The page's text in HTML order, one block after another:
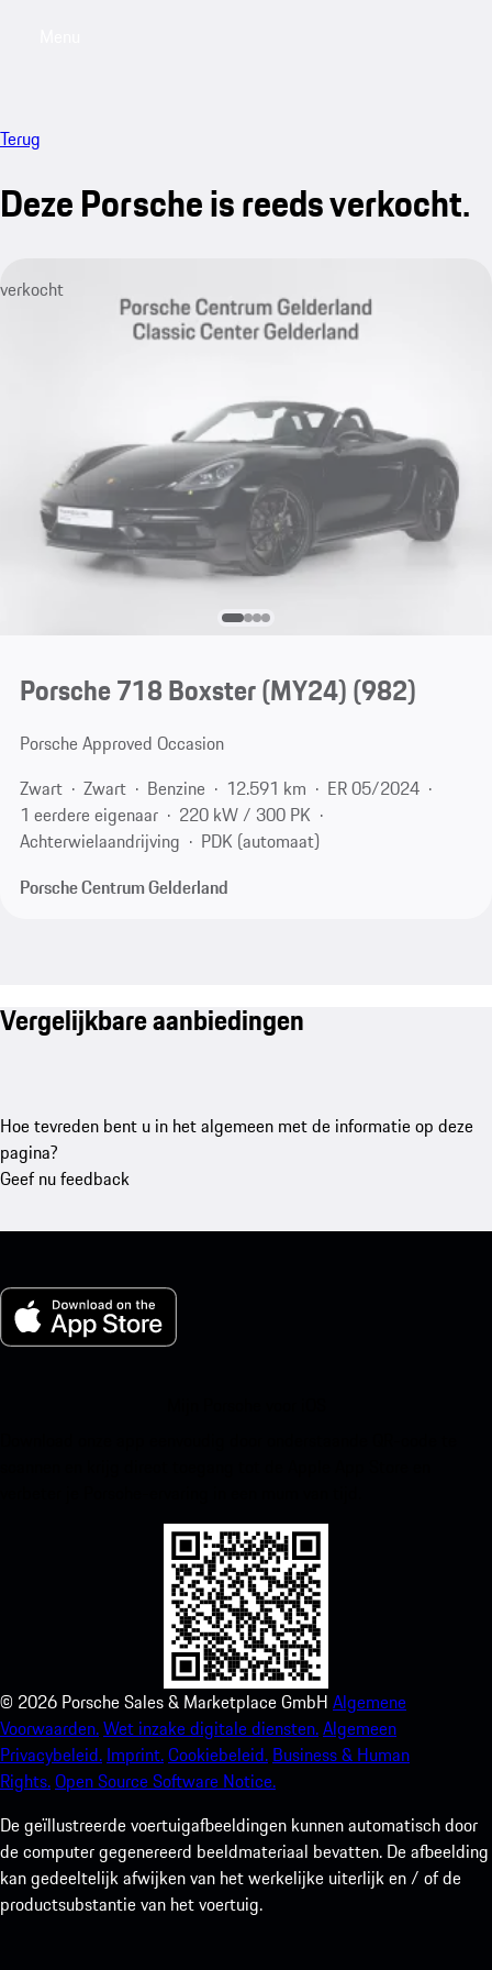
Terug
Deze Porsche is reeds verkocht.
verkocht
Porsche 718 Boxster (MY24)(982)
Porsche Approved Occasion
Zwart
Zwart Benzine 12.591 km
ER 05/2024
1 eerdere eigenaar
220 kW / 300 PK
Achterwielaandrijving
PDK (automaat)
Porsche Centrum Gelderland
Vergelijkbare aanbiedingen
Hoe tevreden bent u in het algemeen met de informatie op deze
pagina?
Geef nu feedback
© 2026 Porsche Sales & Marketplace GmbH Algemene
Voorwaarden.Wet inzake digitale diensten.Algemeen
Privacybeleid. Imprint.Cookiebeleid. Business & Human
Rights.Open Source Software Notice.
De geïllustreerde voertuigafbeeldingen kunnen automatisch door
de computer gegenereerd beeldmateriaal bevatten. De afbeelding
kan gedeeltelijk afwijken van het werkelijke uiterlijk en / of de
productsubstantie van het voertuig.